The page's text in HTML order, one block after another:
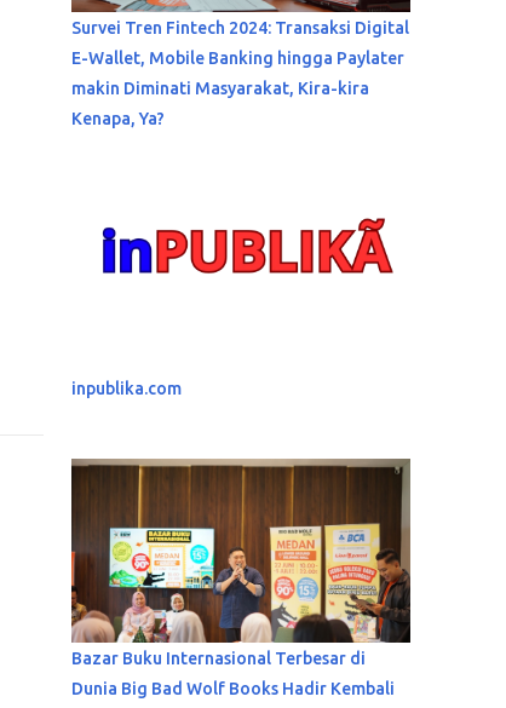
Survei Tren Fintech 2024: Transaksi Digital
E-Wallet, Mobile Banking hingga Paylater
makin Diminati Masyarakat, Kira-kira
Kenapa, Ya?
inpublika.com
Bazar Buku Internasional Terbesar di
Dunia Big Bad Wolf Books Hadir Kembali